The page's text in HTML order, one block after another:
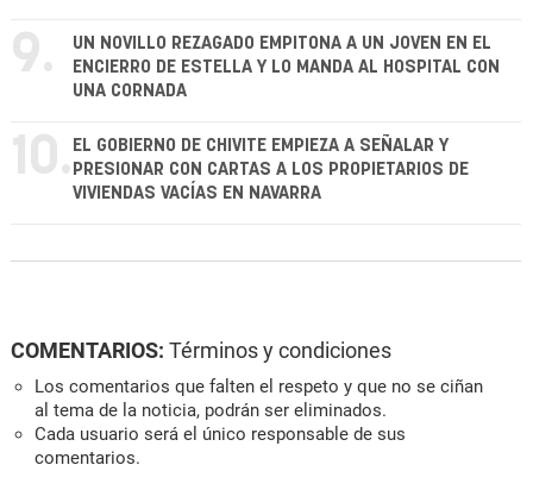
9.
UN NOVILLO REZAGADO EMPITONA A UN JOVEN EN EL
ENCIERRO DE ESTELLA Y LO MANDA AL HOSPITAL CON
UNA CORNADA
10. EL GOBIERNO DE CHIVITE EMPIEZA A SEÑALAR Y
PRESIONAR CON CARTAS A LOS PROPIETARIOS DE
VIVIENDAS VACÍAS EN NAVARRA
COMENTARIOS: Términos y condiciones
Los comentarios que falten el respeto y que no se ciñan
al tema de la noticia, podrán ser eliminados.
Cada usuario será el único responsable de sus
comentarios.